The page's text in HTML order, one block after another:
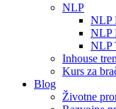
NLP
NLP
NLP
NLP
Inhouse
Kurs za
Blog
Životne